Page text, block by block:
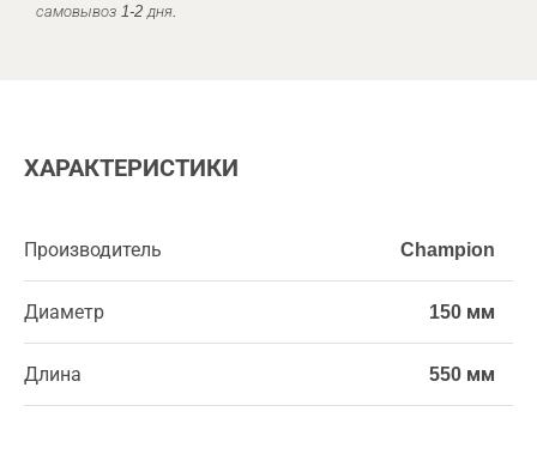
самовывоз 1-2 дня.
ХАРАКТЕРИСТИКИ
Производитель Champion
Диаметр 150 мм
Длина 550 мм